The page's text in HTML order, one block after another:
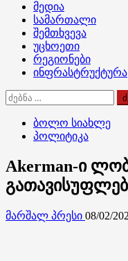
მედია
სამართალი
შემთხვევა
უცხოეთი
რეგიონები
ინფრასტრუქტურა
ძებნა:
ბოლო სიახლე
პოლიტიკა
Akerman-ი
მარშალ პრესი 08/02/